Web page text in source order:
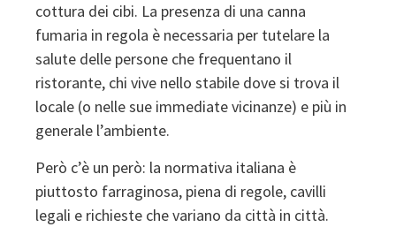
cottura dei cibi. La presenza di una canna
fumaria in regola è necessaria per tutelare la
salute delle persone che frequentano il
ristorante, chi vive nello stabile dove si trova il
locale (o nelle sue immediate vicinanze) e più in
generale l’ambiente.
Però c’è un però: la normativa italiana è
piuttosto farraginosa, piena di regole, cavilli
legali e richieste che variano da città in città.